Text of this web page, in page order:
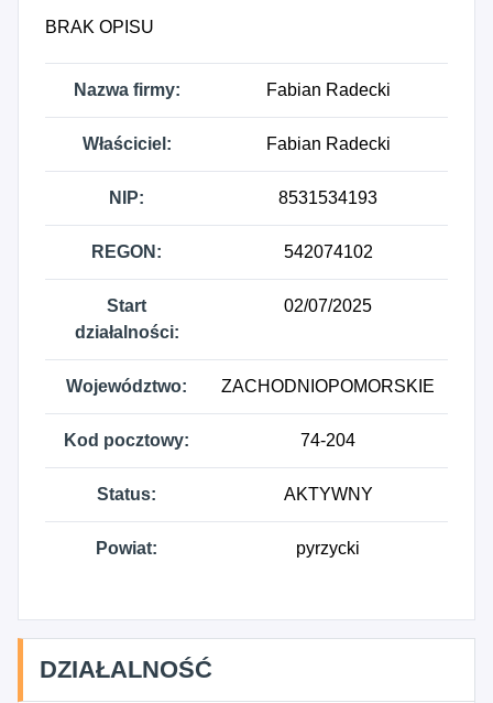
BRAK OPISU
Nazwa firmy: Fabian Radecki
Właściciel: Fabian Radecki
NIP: 8531534193
REGON: 542074102
Start
działalności:
02/07/2025
Województwo: ZACHODNIOPOMORSKIE
Kod pocztowy: 74-204
Status: AKTYWNY
Powiat: pyrzycki
DZIAŁALNOŚĆ